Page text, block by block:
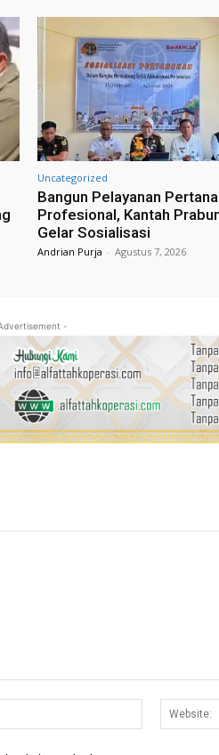
Uncategorized
Bangun Pelayanan
Profesional, Kantah
Gelar Sosialisasi
Andrian Purja - Agustus 7, 2026
-
Email:*